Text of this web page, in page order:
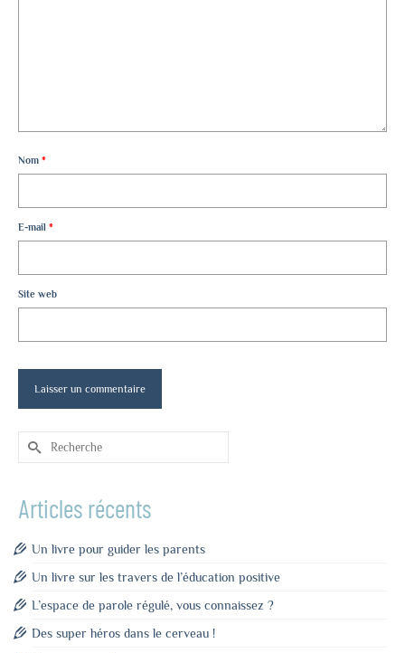
Nom *
E-mail *
Site web
Rechercher :
Articles récents
Un livre pour guider les parents
Un livre sur les travers de l’éducation positive
L’espace de parole régulé, vous connaissez ?
Des super héros dans le cerveau !